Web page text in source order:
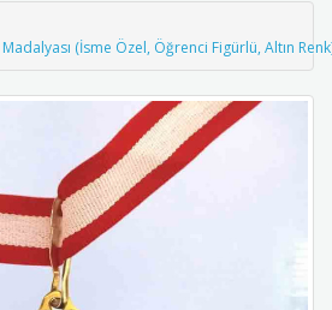
(İsme Özel, Öğrenci Figürlü, Altın